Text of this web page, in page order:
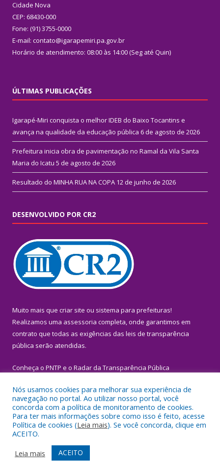
Cidade Nova
CEP: 68430-000
Fone: (91) 3755-0000
E-mail: contato@igarapemiri.pa.gov.br
Horário de atendimento: 08:00 às 14:00 (Seg até Quin)
ÚLTIMAS PUBLICAÇÕES
Igarapé-Miri conquista o melhor IDEB do Baixo Tocantins e
avança na qualidade da educação pública 6 de agosto de 2026
Prefeitura inicia obra de pavimentação no Ramal da Vila Santa
Maria do Icatu 5 de agosto de 2026
Resultado do MINHA RUA NA COPA 12 de junho de 2026
DESENVOLVIDO POR CR2
Muito mais que criar site ou sistema para prefeituras!
Realizamos uma assessoria completa, onde garantimos em
contrato que todas as exigências das leis de transparência
pública serão atendidas.
Conheça o PNTP e o Radar da Transparência Pública
Todos os direitos reservados a Prefeitura Municipal de Igarapé-
Miri.
Mapa do Site
Acessar Área Administrativa
Acessar Webmail
Nós usamos cookies para melhorar sua experiência de
navegação no portal. Ao utilizar nosso portal, você
concorda com a política de monitoramento de cookies.
Para ter mais informações sobre como isso é feito, acesse
Política de cookies (Leia mais). Se você concorda, clique em
ACEITO.
Leia mais
ACEITO